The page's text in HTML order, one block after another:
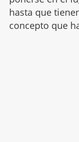
hasta que
concepto que